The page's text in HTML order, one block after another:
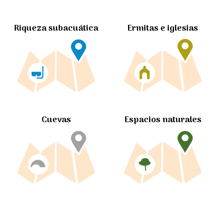
Riqueza subacuática Ermitas e iglesias
Cuevas Espacios naturales